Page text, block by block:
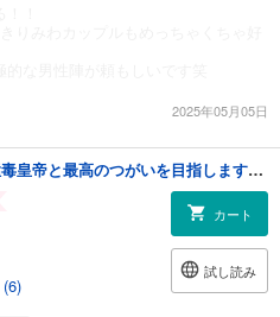
2025年05月05日
身代わり聖女は猛毒皇帝と最高のつがいを目指します！: 1
(6)
カート
試し読み